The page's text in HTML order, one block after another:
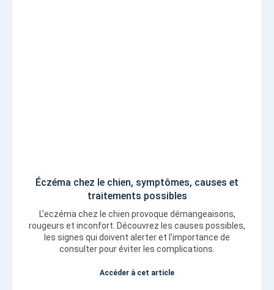
Éczéma chez le chien, symptômes, causes et
traitements possibles
L’eczéma chez le chien provoque démangeaisons,
rougeurs et inconfort. Découvrez les causes possibles,
les signes qui doivent alerter et l’importance de
consulter pour éviter les complications.
Accéder à cet article